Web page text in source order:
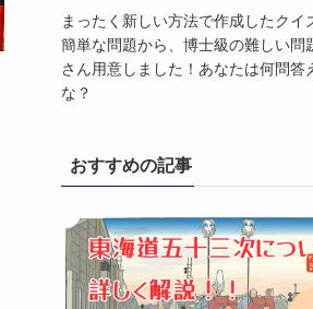
まったく新しい方法で作成したクイ
簡単な問題から、博士級の難しい問
さん用意しました！あなたは何問答
な？
おすすめの記事